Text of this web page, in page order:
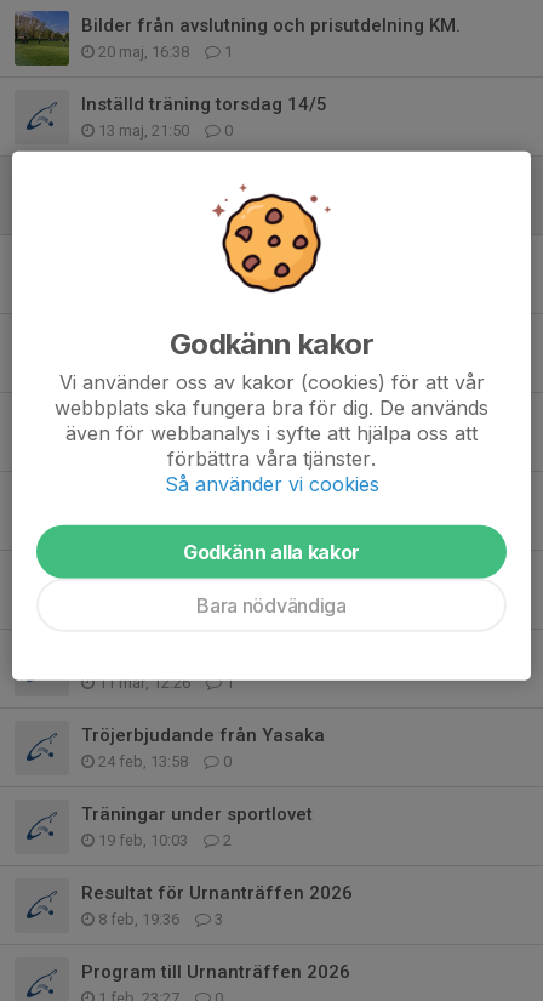
Bilder från avslutning och prisutdelning KM.
20 maj, 16:38 1
Inställd träning torsdag 14/5
13 maj, 21:50 0
Avslutning 19e maj
0
Info om träningarna
Resultat klubbmästerskapet 2026
Starttider för KM
17 apr, 14:05 0
Klubbmästerskapet 2026
2 apr, 14:26 0
Träningar under påsklovet
1
11 mar, 12:26 1
Tröjerbjudande från Yasaka
24 feb, 13:58 0
Träningar under sportlovet
19 feb, 10:03 2
Resultat för Urnanträffen 2026
8 feb, 19:36 3
Program till Urnanträffen 2026
1 feb, 23:27 0
Godkänn kakor
Vi använder oss av kakor (cookies) för att vår
webbplats ska fungera bra för dig. De används
även för webbanalys i syfte att hjälpa oss att
förbättra våra tjänster.
Så använder vi cookies
Godkänn alla kakor
Bara nödvändiga